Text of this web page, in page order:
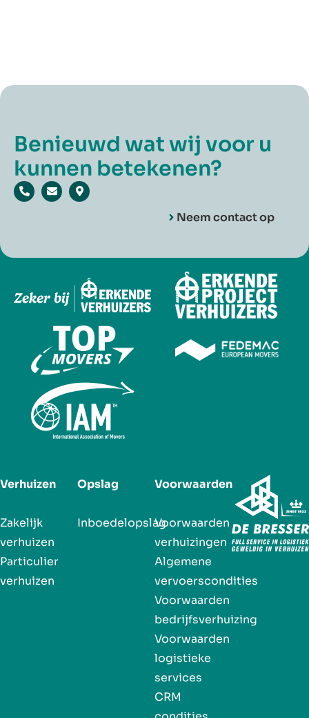
Benieuwd wat wij voor u
kunnen betekenen?
Neem contact op
Verhuizen
Zakelijk
verhuizen
Particulier
verhuizen
Opslag
Inboedelopslag
Voorwaarden
Voorwaarden
verhuizingen
Algemene
vervoerscondities
Voorwaarden
bedrijfsverhuizing
Voorwaarden
logistieke
services
CRM